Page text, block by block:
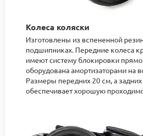
Колеса коляски
Изготовлены из вспененной
подшипниках. Передние колеса
имеют систему блокировки
оборудована амортизаторами на
Размеры передних 20 см, а задних
обеспечивает хорошую